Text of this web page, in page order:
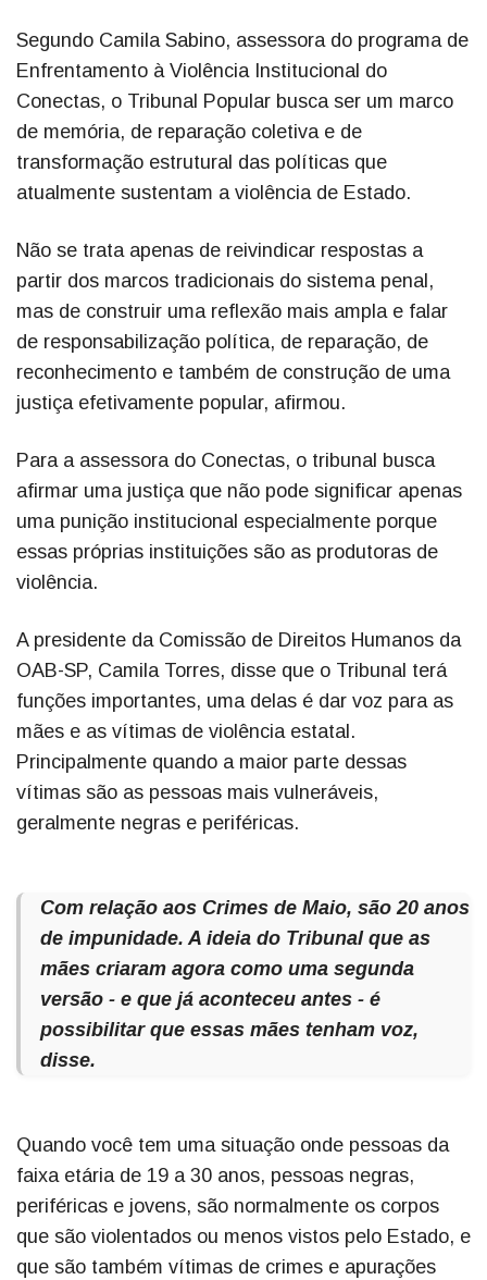
Segundo Camila Sabino, assessora do programa de
Enfrentamento à Violência Institucional do
Conectas, o Tribunal Popular busca ser um marco
de memória, de reparação coletiva e de
transformação estrutural das políticas que
atualmente sustentam a violência de Estado.
Não se trata apenas de reivindicar respostas a
partir dos marcos tradicionais do sistema penal,
mas de construir uma reflexão mais ampla e falar
de responsabilização política, de reparação, de
reconhecimento e também de construção de uma
justiça efetivamente popular, afirmou.
Para a assessora do Conectas, o tribunal busca
afirmar uma justiça que não pode significar apenas
uma punição institucional especialmente porque
essas próprias instituições são as produtoras de
violência.
A presidente da Comissão de Direitos Humanos da
OAB-SP, Camila Torres, disse que o Tribunal terá
funções importantes, uma delas é dar voz para as
mães e as vítimas de violência estatal.
Principalmente quando a maior parte dessas
vítimas são as pessoas mais vulneráveis,
geralmente negras e periféricas.
Com relação aos Crimes de Maio, são 20 anos
de impunidade. A ideia do Tribunal que as
mães criaram agora como uma segunda
versão - e que já aconteceu antes - é
possibilitar que essas mães tenham voz,
disse.
Quando você tem uma situação onde pessoas da
faixa etária de 19 a 30 anos, pessoas negras,
periféricas e jovens, são normalmente os corpos
que são violentados ou menos vistos pelo Estado, e
que são também vítimas de crimes e apurações